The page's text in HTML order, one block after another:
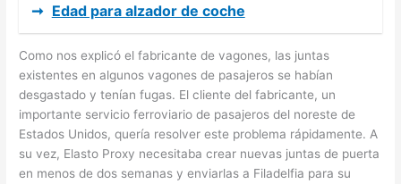
➞ Edad para alzador de coche
Como nos explicó el fabricante de vagones, las juntas
existentes en algunos vagones de pasajeros se habían
desgastado y tenían fugas. El cliente del fabricante, un
importante servicio ferroviario de pasajeros del noreste de
Estados Unidos, quería resolver este problema rápidamente. A
su vez, Elasto Proxy necesitaba crear nuevas juntas de puerta
en menos de dos semanas y enviarlas a Filadelfia para su